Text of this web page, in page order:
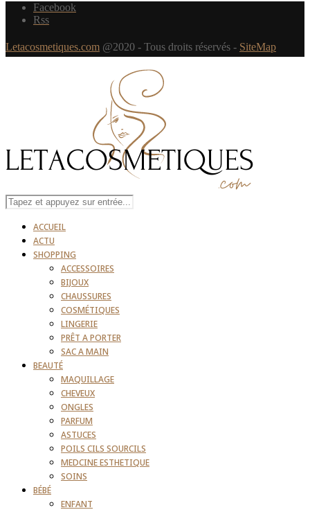
Facebook
Rss
Letacosmetiques.com @2020 - Tous droits réservés - SiteMap
ACCUEIL
ACTU
SHOPPING
ACCESSOIRES
BIJOUX
CHAUSSURES
COSMÉTIQUES
LINGERIE
PRÊT A PORTER
SAC A MAIN
BEAUTÉ
MAQUILLAGE
CHEVEUX
ONGLES
PARFUM
ASTUCES
POILS CILS SOURCILS
MEDCINE ESTHETIQUE
SOINS
BÉBÉ
ENFANT